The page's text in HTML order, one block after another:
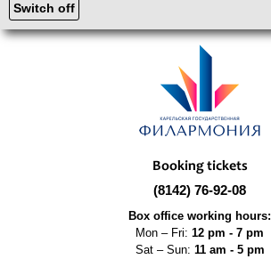
Switch off
Booking tickets
(8142) 76-92-08
Box office working hours:
Mon – Fri: 12 pm - 7 pm
Sat – Sun: 11 am - 5 pm